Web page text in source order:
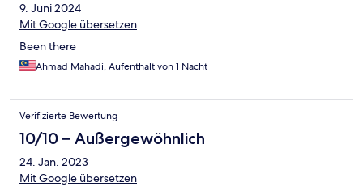
9. Juni 2024
Mit Google übersetzen
Been there
Ahmad Mahadi, Aufenthalt von 1 Nacht
Verifizierte Bewertung
10/10 – Außergewöhnlich
24. Jan. 2023
Mit Google übersetzen